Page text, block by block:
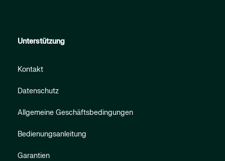
Unterstützung
Kontakt
Datenschutz
Allgemeine Geschäftsbedingungen
Bedienungsanleitung
Garantien